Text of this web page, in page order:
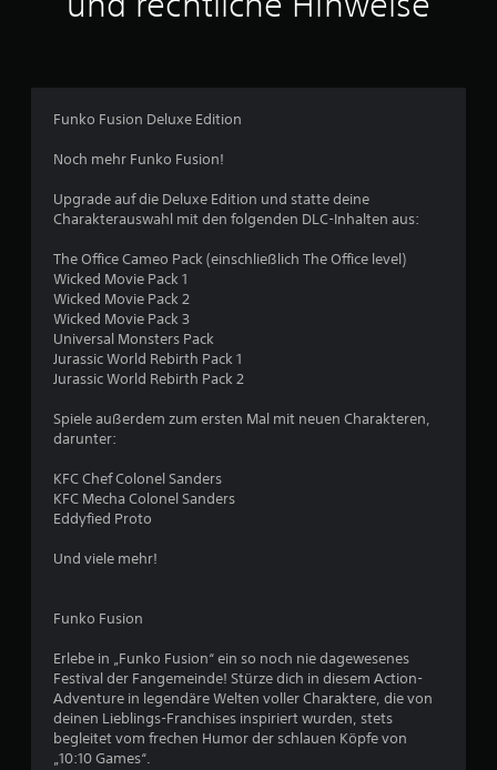
g
n
r
n
e
Funko Fusion Deluxe Edition
Noch mehr Funko Fusion!
Upgrade auf die Deluxe Edition und statte deine
Charakterauswahl mit den folgenden DLC-Inhalten aus:
The Office Cameo Pack (einschließlich The Office level)
Wicked Movie Pack 1
Wicked Movie Pack 2
Wicked Movie Pack 3
Universal Monsters Pack
Jurassic World Rebirth Pack 1
Jurassic World Rebirth Pack 2
Spiele außerdem zum ersten Mal mit neuen Charakteren,
darunter:
KFC Chef Colonel Sanders
KFC Mecha Colonel Sanders
Eddyfied Proto
Und viele mehr!
Funko Fusion
Erlebe in „Funko Fusion“ ein so noch nie dagewesenes
Festival der Fangemeinde! Stürze dich in diesem Action-
Adventure in legendäre Welten voller Charaktere, die von
deinen Lieblings-Franchises inspiriert wurden, stets
begleitet vom frechen Humor der schlauen Köpfe von
„10:10 Games“.